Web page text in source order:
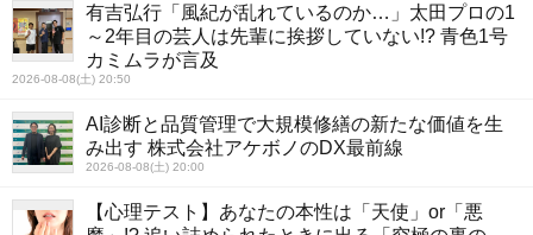
有吉弘行「風紀が乱れているのか…」太田プロの1
～2年目の芸人は先輩に挨拶していない!? 青色1号
カミムラが言及
2026-08-08(土) 20:50
AI診断と品質管理で大規模修繕の新たな価値を生
み出す 株式会社アケボノのDX最前線
2026-08-08(土) 20:00
【心理テスト】あなたの本性は「天使」or「悪